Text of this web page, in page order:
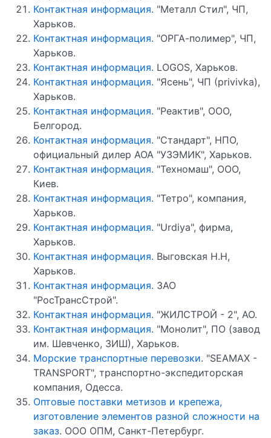
Контактная информация. "Металл Стил", ЧП,
Харьков.
Контактная информация. "ОРГА-полимер", ЧП,
Харьков.
Контактная информация. LOGOS, Харьков.
Контактная информация. "Ясень", ЧП (privivka),
Харьков.
Контактная информация. "Реактив", ООО,
Белгород.
Контактная информация. "Стандарт", НПО,
официальный дилер АОА "УЗЭМИК", Харьков.
Контактная информация. "Техномаш", ООО,
Киев.
Контактная информация. "Тетро", компания,
Харьков.
Контактная информация. "Urdiya", фирма,
Харьков.
Контактная информация. Выговская Н.Н,
Харьков.
Контактная информация. ЗАО
"РосТрансСтрой".
Контактная информация. "ЖИЛСТРОЙ - 2", АО.
Контактная информация. "Монолит", ПО (завод
им. Шевченко, ЗИШ), Харьков.
Морские транспортные перевозки. "SEAMAX -
TRANSPORT", транспортно-экспедиторская
компания, Одесса.
Оптовые поставки метизов и крепежа,
изготовление элементов разной сложности на
заказ. ООО ОПМ, Санкт-Петербург.